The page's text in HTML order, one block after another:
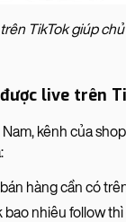
TikTok giúp
live trên
kênh của
hàng cần có
bao nhiêu follow